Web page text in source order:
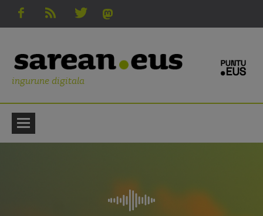
ingurune digitala